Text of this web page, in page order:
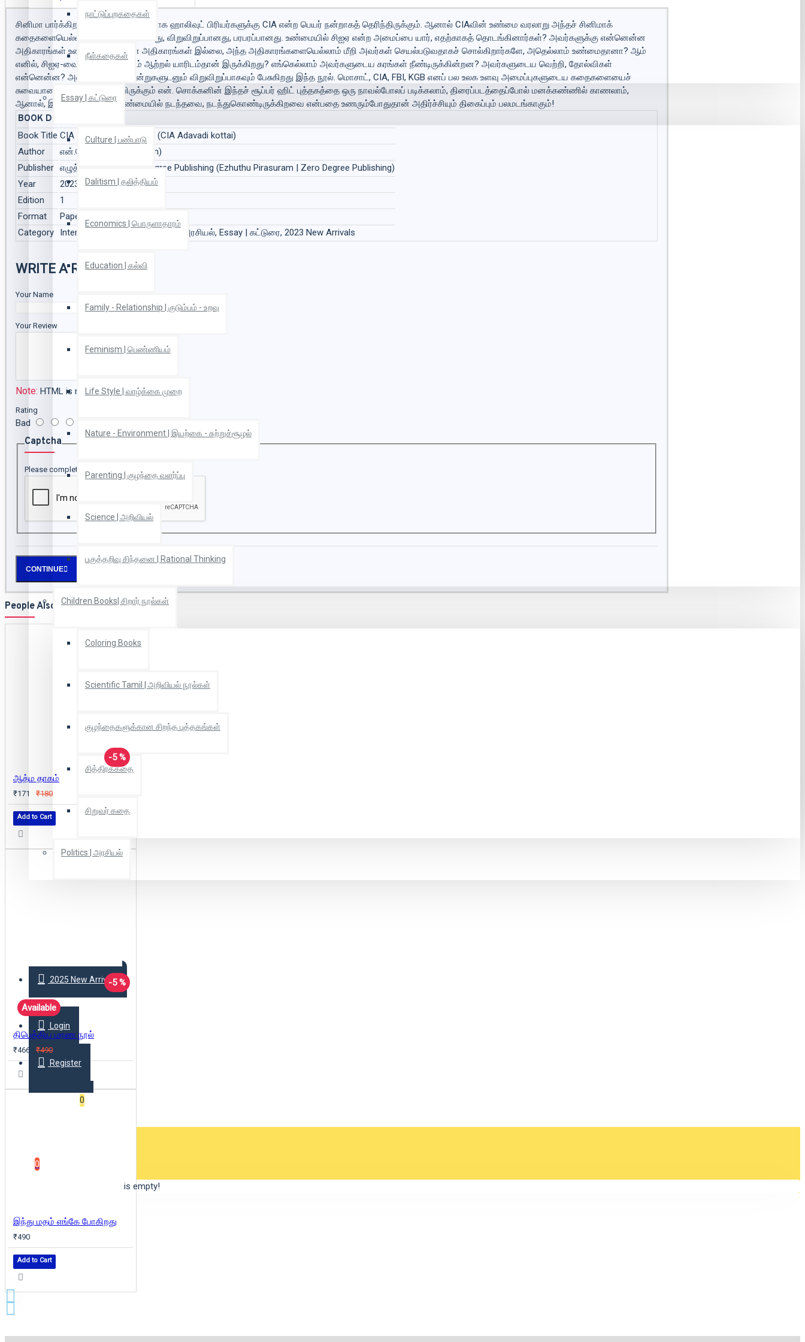
நாட்டுப்புறகதைகள்
நீள்கதைகள்
Essay | கட்டுரை
Culture | பண்பாடு
Dalitism | தலித்தியம்
Economics | பொருளாதாரம்
Education | கல்வி
Family - Relationship | குடும்பம் - உறவு
Feminism | பெண்ணியம்
Life Style | வாழ்க்கை முறை
Nature - Environment | இயற்கை - சுற்றுச்சூழல்
Parenting | குழந்தை வளர்ப்பு
Science | அறிவியல்
பகுத்தறிவு சிந்தனை | Rational Thinking
Children Books| சிறார் நூல்கள்
Coloring Books
Scientific Tamil | அறிவியல் நூல்கள்
குழந்தைகளுக்கான சிறந்த புத்தகங்கள்
சித்திரக்கதை
சிறுவர் கதை
Politics | அரசியல்
2025 New Arrivals
Login
Register
0
0
Your shopping cart is empty!
சினிமா பார்க்கிற எல்லாருக்கும், குறிப்பாக ஹாலிவுட் பிரியர்களுக்கு CIA என்ற பெயர் நன்றாகத் தெரிந்திருக்கும். ஆனால் CIAவின் உண்மை வரலாறு அந்தச் சினிமாக்
கதைகளையெல்லாம் விடச் சுவையானது, விறுவிறுப்பானது, பரபரப்பானது. உண்மையில் சிஐஏ என்ற அமைப்பை யார், எதற்காகத் தொடங்கினார்கள்? அவர்களுக்கு என்னென்ன
அதிகாரங்கள் உண்டு, என்னென்ன அதிகாரங்கள் இல்லை, அந்த அதிகாரங்களையெல்லாம் மீறி அவர்கள் செயல்படுவதாகச் சொல்கிறார்களே, அதெல்லாம் உண்மைதானா? ஆம்
எனில், சிஐஏ-வைக் கட்டுப்படுத்தும் ஆற்றல் யாரிடம்தான் இருக்கிறது? எங்கெல்லாம் அவர்களுடைய கரங்கள் நீண்டிருக்கின்றன? அவர்களுடைய வெற்றி, தோல்விகள்
என்னென்ன? அனைத்தையும் சான்றுகளுடனும் விறுவிறுப்பாகவும் பேசுகிறது இந்த நூல். மொசாட், CIA, FBI, KGB எனப் பல உலக உளவு அமைப்புகளுடைய கதைகளையைச்
சுவையான நூல்களாக எழுதியிருக்கும் என். சொக்கனின் இந்தச் சூப்பர் ஹிட் புத்தகத்தை ஒரு நாவல்போலப் படிக்கலாம், திரைப்படத்தைப்போல் மனக்கண்ணில் காணலாம்,
ஆனால், இவை அனைத்தும் உண்மையில் நடந்தவை, நடந்துகொண்டிருக்கிறவை என்பதை உணரும்போதுதான் அதிர்ச்சியும் திகைப்பும் பலமடங்காகும்!
BOOK DETAILS
Book Title CIA (அடாவடிக் கோட்டை) (CIA Adavadi kottai)
Author
என்.சொக்கன் (N.Chokkan)
Publisher எழுத்து பிரசுரம் | Zero Degree Publishing (Ezhuthu Pirasuram | Zero Degree Publishing)
Year
2023
Edition
1
Format
Paper Back
Category
International Politics | சர்வதேச அரசியல், Essay | கட்டுரை, 2023 New Arrivals
WRITE A REVIEW
Your Name
Your Review
Note: HTML is not translated!
Rating
Bad
Captcha
Please complete the captcha validation below
CONTINUE
People Also Bought
-5 %
ஆத்ம தாகம்
₹171 ₹180
Add to Cart
-5 %
Available
திபெத்திய மரண நூல்
₹466 ₹490
இந்து மதம் எங்கே போகிறது
₹490
Add to Cart